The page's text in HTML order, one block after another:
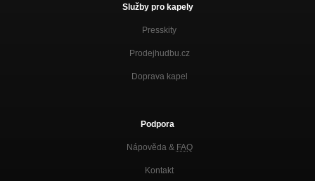
Služby pro kapely
Presskity
Prodejhudbu.cz
Doprava kapel
Podpora
Nápověda & FAQ
Kontakt